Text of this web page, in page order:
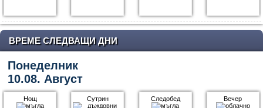
ВРЕМЕ СЛЕДВАЩИ ДНИ
Понеделник
10.08. Август
Нощ Сутрин Следобед Вечер